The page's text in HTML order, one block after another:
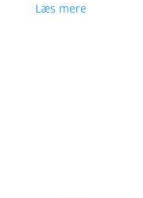
Læs mere